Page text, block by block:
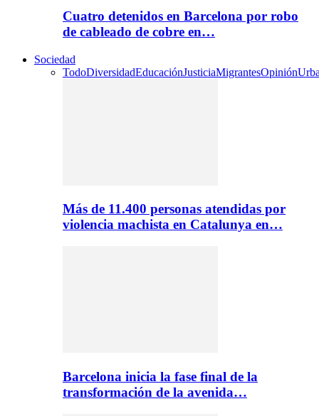
Cuatro detenidos en Barcelona por robo
de cableado de cobre en…
Sociedad
TodoDiversidadEducaciónJusticiaMigrantesOpinión
Más de 11.400 personas atendidas por
violencia machista en Catalunya en…
Barcelona inicia la fase final de la
transformación de la avenida…